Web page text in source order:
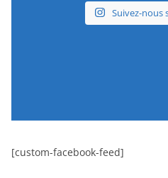
Suivez-nous
[custom-facebook-feed]